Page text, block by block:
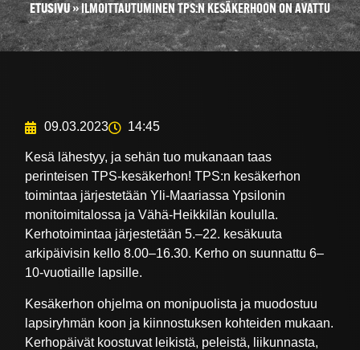
ETUSIVU»ILMOITTAUTUMINEN TPS:N KESÄKERHOON ON AVATTU
09.03.2023 14:45
Kesä lähestyy, ja sehän tuo mukanaan taas
perinteisen TPS-kesäkerhon! TPS:n kesäkerhon
toimintaa järjestetään Yli-Maariassa Ypsilonin
monitoimitalossa ja Vähä-Heikkilän koululla.
Kerhotoimintaa järjestetään 5.–22. kesäkuuta
arkipäivisin kello 8.00–16.30. Kerho on suunnattu 6–
10-vuotiaille lapsille.
Kesäkerhon ohjelma on monipuolista ja muodostuu
lapsiryhmän koon ja kiinnostuksen kohteiden mukaan.
Kerhopäivät koostuvat leikistä, peleistä, liikunnasta,